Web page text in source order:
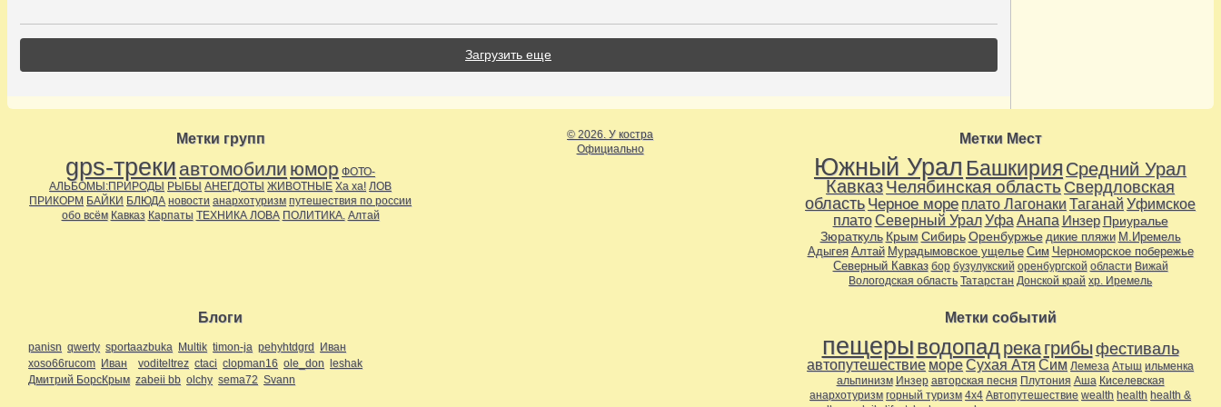
Загрузить еще
Метки групп
gps-треки автомобили юмор ФОТО-
АЛЬБОМЫ:ПРИРОДЫ РЫБЫ АНЕГДОТЫ ЖИВОТНЫЕ Ха ха! ЛОВ
ПРИКОРМ БАЙКИ БЛЮДА новости анархотуризм путешествия по россии
обо всём Кавказ Карпаты ТЕХНИКА ЛОВА ПОЛИТИКА. Алтай
© 2026. У костра
Официально
Метки Мест
Южный Урал БашкирияСредний Урал
КавказЧелябинская область Свердловская
область Черное море плато ЛагонакиТаганайУфимское
платоСеверный УралУфа Анапа Инзер Приуралье
Зюраткуль Крым Сибирь Оренбуржье дикие пляжи М.Иремель
Адыгея Алтай Мурадымовское ущелье Сим Черноморское побережье
Северный Кавказ бор бузулукский оренбургской области Вижай
Вологодская область Татарстан Донской край хр. Иремель
Блоги
panisn qwerty sportaazbuka Multik timon-ja pehyhtdgrd Иван
xoso66rucom Иван voditeltrez ctaci clopman16 ole_don leshak
Дмитрий БорсКрым zabeii bb olchy sema72 Svann
Метки событий
пещерыводопад река грибыфестиваль
автопутешествие мореСухая АтяСим Лемеза Атыш ильменка
альпинизм Инзер авторская песня Плутония Аша Киселевская
анархотуризм горный туризм 4х4 Автопутешествие wealth health health &